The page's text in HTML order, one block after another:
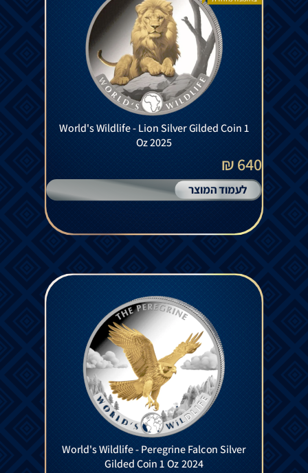
World's Wildlife - Lion Silver Gilded Coin 1
Oz 2025
640 ₪
לעמוד המוצר
World's Wildlife - Peregrine Falcon Silver
Gilded Coin 1 Oz 2024